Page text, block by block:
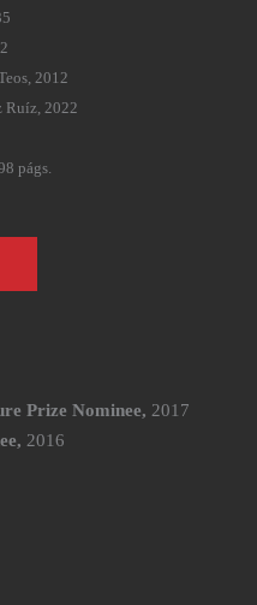
Teos, 2012
Ruí­z, 2022
págs.
Prize Nominee, 2017
2016